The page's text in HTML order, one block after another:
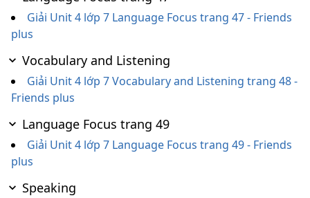
Giải Unit 4 lớp 7 Language Focus trang 47 - Friends
plus
Vocabulary and Listening
Giải Unit 4 lớp 7 Vocabulary and Listening trang 48 -
Friends plus
Language Focus trang 49
Giải Unit 4 lớp 7 Language Focus trang 49 - Friends
plus
Speaking